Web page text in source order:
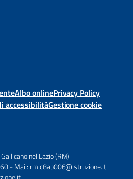
Albo onlinePrivacy Policy
accessibilitàGestione cookie
nel Lazio (RM)
- Mail: rmic8ab006@istruzione.it